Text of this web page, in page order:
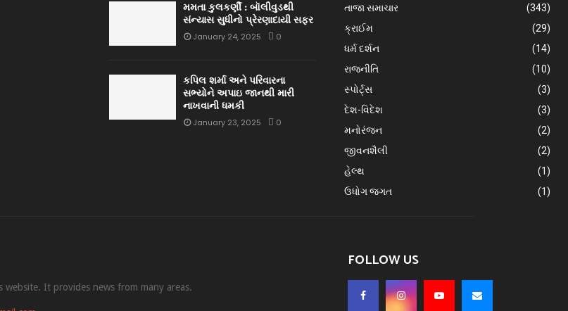
મમતા કુલકર્ણી : બૉલીવુડથી
સંન્યાસ સુધીનો પ્રેરણાદાયી સફર
January 24, 2025 0
કપિલ શર્મા અને પરિવારના
સભ્યોને અપાઇ જાનથી મારી
નાખવાની ધમકી
January 23, 2025 0
તાજા સમાચાર
(343)
ક્રાઈમ
(29)
ધર્મ દર્શન
(14)
રાજનીતિ
(10)
સ્પોર્ટ્સ
(3)
દેશ-વિદેશ
(3)
મનોરંજન
(2)
જીવનશૈલી
(2)
હેલ્થ
(1)
ઉધોગ જગત
(1)
website. It provides news from many areas.
FOLLOW US